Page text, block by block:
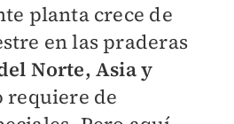
planta crece de
en las praderas
Norte, Asia y
requiere de